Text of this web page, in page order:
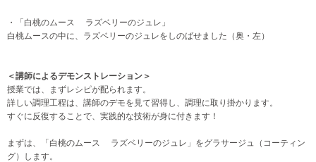
・「白桃のムース ラズベリーのジュレ」
白桃ムースの中に、ラズベリーのジュレをしのばせました（奥・左）
＜講師によるデモンストレーション＞
授業では、まずレシピが配られます。
詳しい調理工程は、講師のデモを見て習得し、調理に取り掛かります。
すぐに反復することで、実践的な技術が身に付きます！
まずは、「白桃のムース ラズベリーのジュレ」をグラサージュ（コーティン
グ）します。